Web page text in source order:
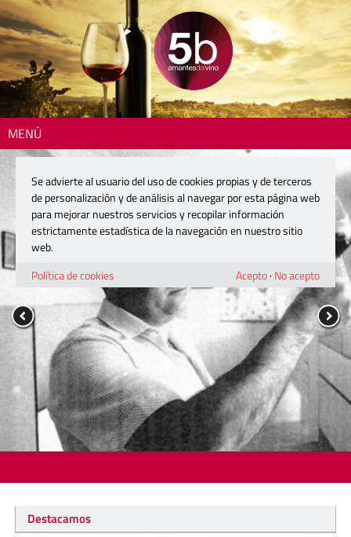
MENÚ
Destacamos
Se advierte al usuario del uso de cookies propias y de terceros
de personalización y de análisis al navegar por esta página web
para mejorar nuestros servicios y recopilar información
estrictamente estadística de la navegación en nuestro sitio
web.
Política de cookies
Acepto· No acepto